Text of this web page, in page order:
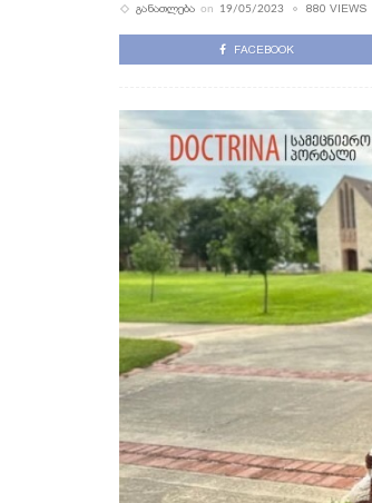
ᲒᲐᲜᲐᲗᲚᲔᲑᲐ on 19/05/2023 880 VIEWS
FACEBOOK